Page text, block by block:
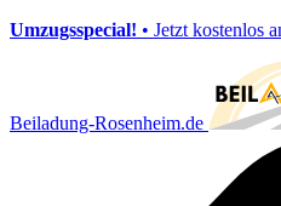
Umzugsspecial! • Jetzt kostenlos
Beiladung-Rosenheim.de